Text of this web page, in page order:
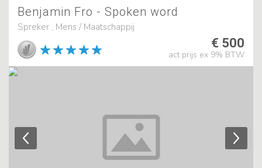
Benjamin Fro - Spoken word
Spreker , Mens / Maatschappij
€ 500
act prijs ex 9% BTW